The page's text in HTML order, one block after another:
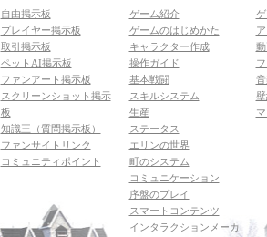
自由掲示板
プレイヤー掲示板
取引掲示板
ペットAI掲示板
ファンアート掲示板
スクリーンショット掲示
板
知識王（質問掲示板）
ファンサイトリンク
コミュニティポイント
ゲーム紹介
ゲームのはじめかた
キャラクター作成
操作ガイド
基本戦闘
スキルシステム
生産
ステータス
エリンの世界
町のシステム
コミュニケーション
序盤のプレイ
スマートコンテンツ
インタラクションメーカ